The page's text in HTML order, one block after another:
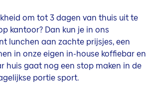
om tot 3 dagen van thuis uit te
kantoor? Dan kun je in ons
lunchen aan zachte prijsjes, een
in onze eigen in-house koffiebar en
huis gaat nog een stop maken in de
portie sport.